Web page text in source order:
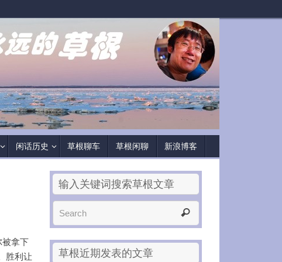
闲话历史 草根聊车 草根闲聊 新浪博客
被拿下
胜利让
输入关键词搜索草根文章
草根近期发表的文章